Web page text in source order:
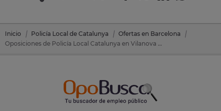
Inicio Policía Local de Catalunya
Ofertas en Barcelona
Oposiciones de Policía Local Catalunya en Vilanova Del Cami (Barcelona)